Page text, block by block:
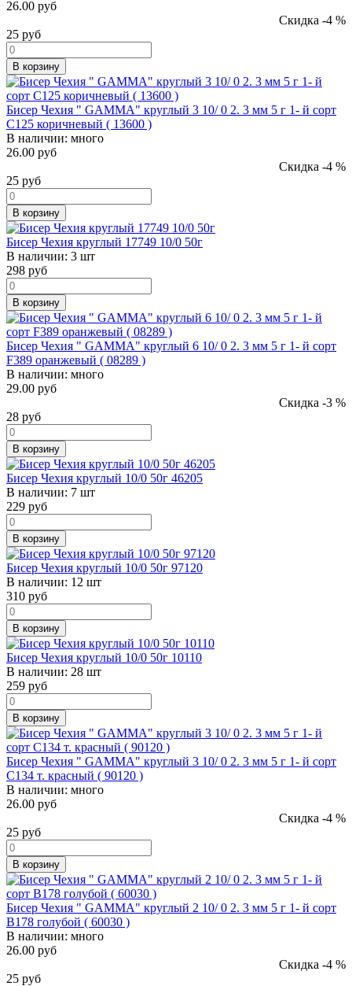
26.00 руб
Скидка -4 %
25 руб
В корзину
Бисер Чехия " GAMMA" круглый 3 10/ 0 2. 3 мм 5 г 1- й сорт
C125 коричневый ( 13600 )
В наличии: много
26.00 руб
Скидка -4 %
25 руб
В корзину
Бисер Чехия круглый 17749 10/0 50г
В наличии: 3 шт
298 руб
В корзину
Бисер Чехия " GAMMA" круглый 6 10/ 0 2. 3 мм 5 г 1- й сорт
F389 оранжевый ( 08289 )
В наличии: много
29.00 руб
Скидка -3 %
28 руб
В корзину
Бисер Чехия круглый 10/0 50г 46205
В наличии: 7 шт
229 руб
В корзину
Бисер Чехия круглый 10/0 50г 97120
В наличии: 12 шт
310 руб
В корзину
Бисер Чехия круглый 10/0 50г 10110
В наличии: 28 шт
259 руб
В корзину
Бисер Чехия " GAMMA" круглый 3 10/ 0 2. 3 мм 5 г 1- й сорт
C134 т. красный ( 90120 )
В наличии: много
26.00 руб
Скидка -4 %
25 руб
В корзину
Бисер Чехия " GAMMA" круглый 2 10/ 0 2. 3 мм 5 г 1- й сорт
B178 голубой ( 60030 )
В наличии: много
26.00 руб
Скидка -4 %
25 руб